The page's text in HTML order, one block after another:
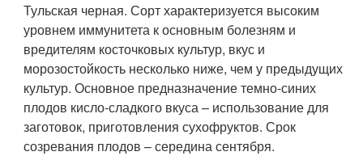
Тульская черная. Сорт характеризуется высоким
уровнем иммунитета к основным болезням и
вредителям косточковых культур, вкус и
морозостойкость несколько ниже, чем у предыдущих
культур. Основное предназначение темно-синих
плодов кисло-сладкого вкуса – использование для
заготовок, приготовления сухофруктов. Срок
созревания плодов – середина сентября.